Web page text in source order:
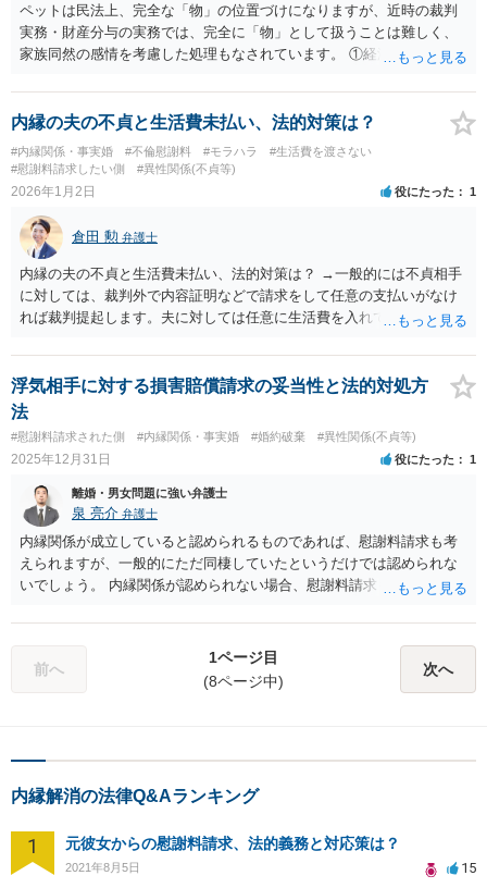
ペットは民法上、完全な「物」の位置づけになりますが、近時の裁判
実務・財産分与の実務では、完全に「物」として扱うことは難しく、
家族同然の感情を考慮した処理もなされています。 ①経済的負担をし
のメンテナンス費用 ・飼育代 ②離婚までにペットの世話をしてきたの
は誰か ③ペットは誰になついているか ④ペットに快適な飼育環境を用
意できる（飼育費用をねん出する）経済的余裕があるのは誰か などが
考慮されます。 「買ったのは俺だ」で単純に片付く話ではありませ
ん。 ですので、相談者が所有権を主張することは十分可能だと思いま
内縁の夫の不貞と生活費未払い、法的対策は？
#内縁関係・事実婚 #不倫慰謝料 #モラハラ
#生活費を渡さない
#慰謝料請求したい側
#異性関係(不貞等)
2026年1月2日 役にたった 1
倉田 勲 弁護士
内縁の夫の不貞と生活費未払い、法的対策は？ →一般的には不貞相手
に対しては、裁判外で内容証明などで請求をして任意の支払いがなけ
れば裁判提起します。夫に対しては任意に生活費を入れてくれないの
すので、調停申し立てをして生活費を請求することになります。 ご自
身で対応が難しいということであればお近くの法律事務所でご相談の
上、手続きの依頼をすることをご検討ください。
浮気相手に対する損害賠償請求の妥当性と法的対処方
法
#慰謝料請求された側 #内縁関係・事実婚 #婚約破棄 #異性関係(不貞等)
2025年12月31日 役にたった 1
離婚・男女問題に強い弁護士
泉 亮介 弁護士
内縁関係が成立していると認められるものであれば、慰謝料請求も考
えられますが、一般的にただ同棲していたというだけでは認められな
いでしょう。 内縁関係が認められない場合、慰謝料請求も難しいかと
前へ
1ページ目
(8ページ中)
次へ
内縁解消の法律Q&Aランキング
1 元彼女からの慰謝料請求、法的義務と対応策は？
2021年8月5日 15